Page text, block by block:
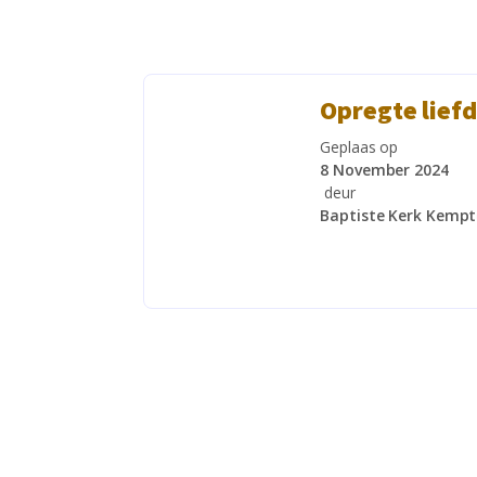
Opregte
Geplaas op
8 November 2024
deur
Baptiste Kerk